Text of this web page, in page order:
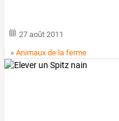
27 août 2011
»Animaux de la ferme